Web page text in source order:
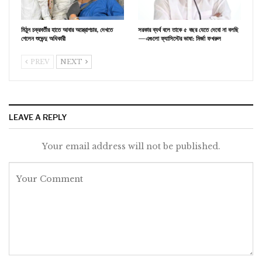
মিঠুন চক্রবর্তীর হাতে আবার অস্ত্রোপচার, দেখতে
গেলেন শুভেন্দু অধিকারী
সরকার ব্যর্থ বলে তাকে ৫ বছর যেতে দেবো না বলছি
—এগুলো ফ্যাসিস্টের ভাষা: মির্জা ফখরুল
PREV NEXT
LEAVE A REPLY
Your email address will not be published.